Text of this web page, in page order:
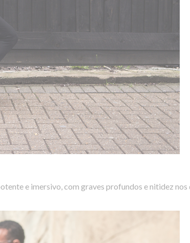
e imersivo, com graves profundos e nitidez nos